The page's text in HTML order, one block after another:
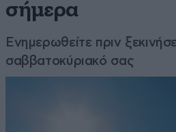
σήμερα
Ενημερωθείτε πριν
σαββατοκύριακό σας